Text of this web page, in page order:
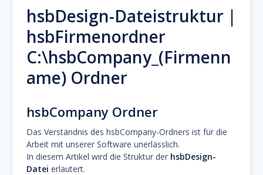
hsbDesign-Dateistruktur |
hsbFirmenordner
C:\hsbCompany_(Firmenn
ame) Ordner
hsbCompany Ordner
Das Verständnis des hsbCompany-Ordners ist für die
Arbeit mit unserer Software unerlässlich.
In diesem Artikel wird die Struktur der hsbDesign-
Datei erläutert.